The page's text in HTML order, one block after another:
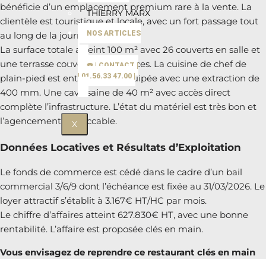
THIERRY MARX
NOS ARTICLES
☎️ | CONTACT |
| 01.56.33 47.00 |
X
bénéficie d’un emplacement premium rare à la vente. La
clientèle est touristique et locale, avec un fort passage tout
au long de la journée.
La surface totale atteint 100 m² avec 26 couverts en salle et
une terrasse couverte de 12 places. La cuisine de chef de
plain-pied est entièrement équipée avec une extraction de
400 mm. Une cave saine de 40 m² avec accès direct
complète l’infrastructure. L’état du matériel est très bon et
l’agencement impeccable.
Données Locatives et Résultats d’Exploitation
Le fonds de commerce est cédé dans le cadre d’un bail
commercial 3/6/9 dont l’échéance est fixée au 31/03/2026. Le
loyer attractif s’établit à 3.167€ HT/HC par mois.
Le chiffre d’affaires atteint 627.830€ HT, avec une bonne
rentabilité. L’affaire est proposée clés en main.
Vous envisagez de reprendre ce restaurant clés en main